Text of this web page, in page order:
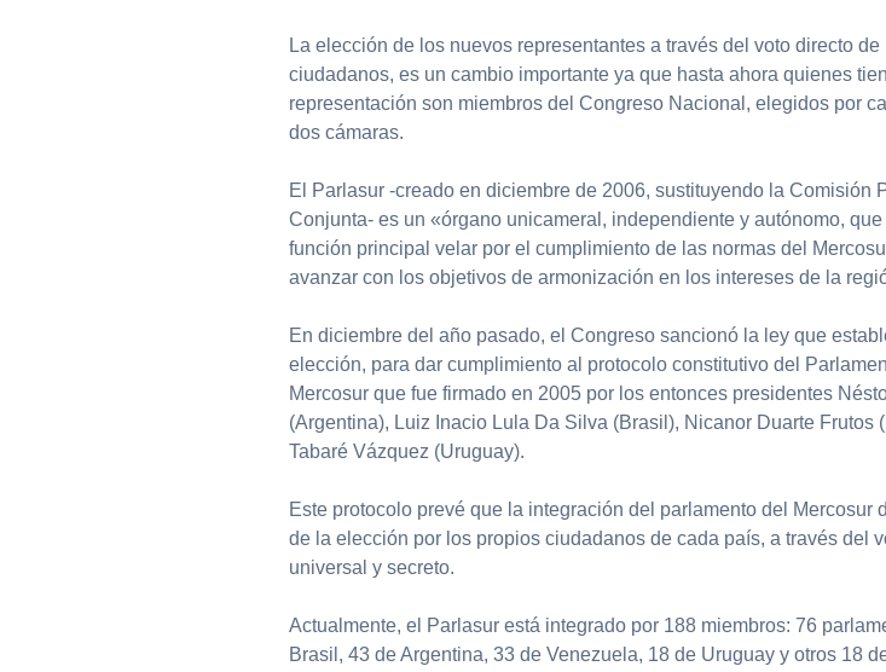
La elección de los nuevos representantes a través del voto directo de
ciudadanos, es un cambio importante ya que hasta ahora quienes
representación son miembros del Congreso Nacional, elegidos por
dos cámaras.
El Parlasur -creado en diciembre de 2006, sustituyendo la Comisión
Conjunta- es un «órgano unicameral, independiente y autónomo,
función principal velar por el cumplimiento de las normas del
avanzar con los objetivos de armonización en los intereses de la
En diciembre del año pasado, el Congreso sancionó la ley que
elección, para dar cumplimiento al protocolo constitutivo del
Mercosur que fue firmado en 2005 por los entonces presidentes
(Argentina), Luiz Inacio Lula Da Silva (Brasil), Nicanor Duarte Frutos
Tabaré Vázquez (Uruguay).
Este protocolo prevé que la integración del parlamento del Mercosur
de la elección por los propios ciudadanos de cada país, a través del
universal y secreto.
Actualmente, el Parlasur está integrado por 188 miembros: 76
Brasil, 43 de Argentina, 33 de Venezuela, 18 de Uruguay y otros 18